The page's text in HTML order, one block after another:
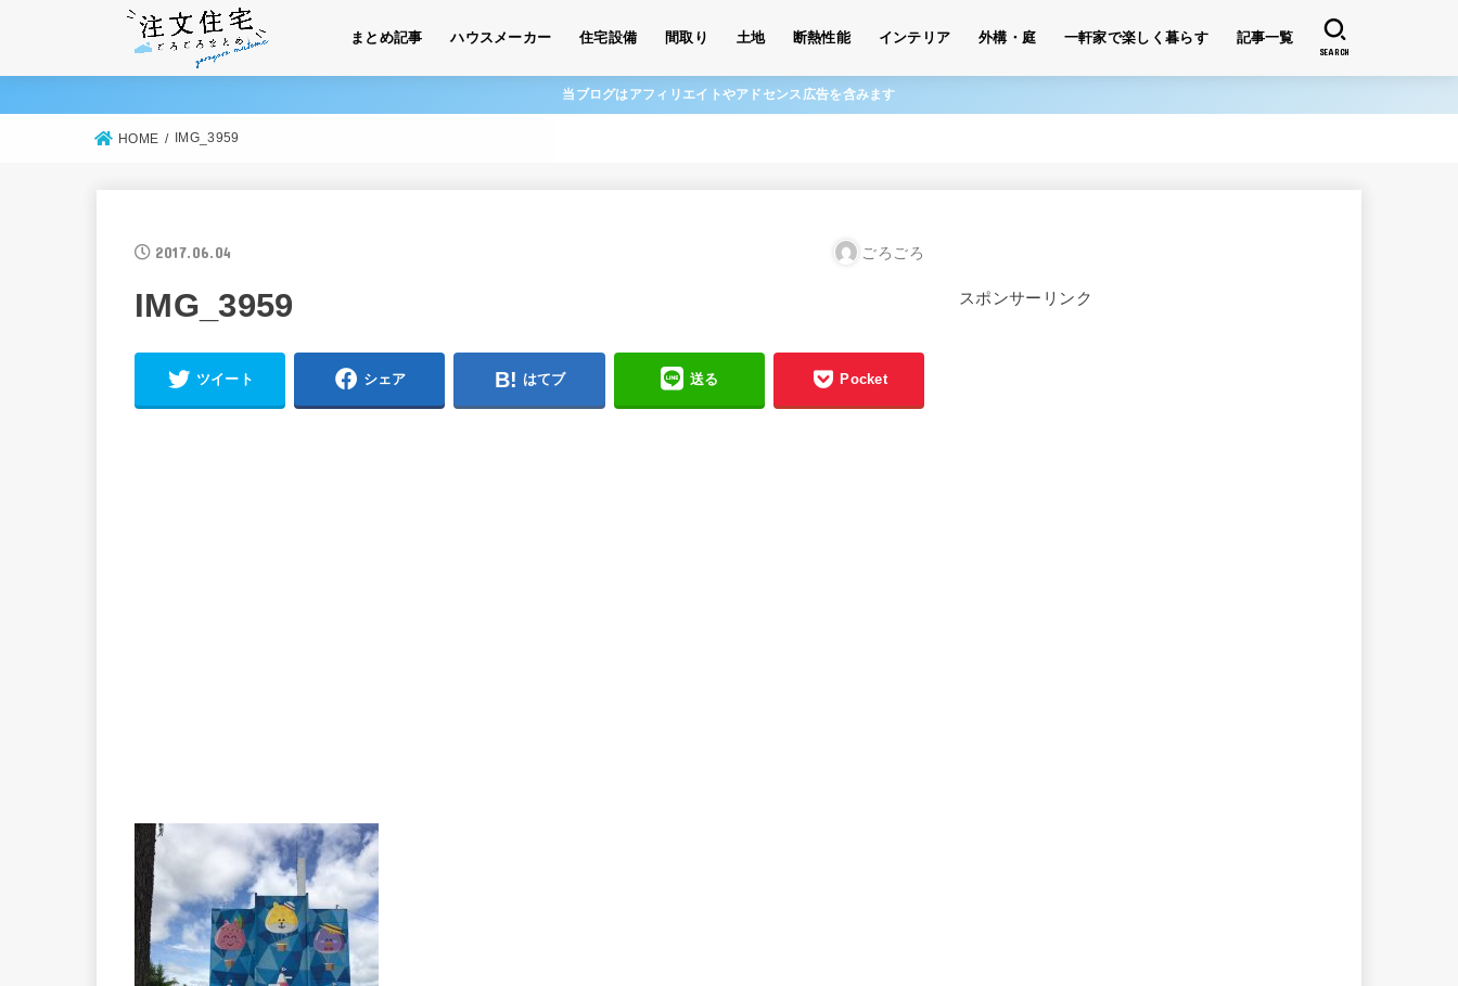
まとめ記事 ハウスメーカー 住宅設備 間取り 土地 断熱性能 インテリア 外構・庭 一軒家で楽しく暮らす 記事一覧
SEARCH
当ブログはアフィリエイトやアドセンス広告を含みます
HOME IMG_3959
2017.06.04 ごろごろ
IMG_3959
ツイート シェア はてブ 送る Pocket
スポンサーリンク